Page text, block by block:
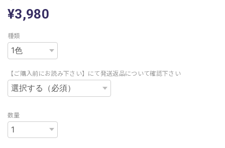
¥3,980
種類
【ご購入前にお読み下さい】にて発送返品について確認下さい
数量